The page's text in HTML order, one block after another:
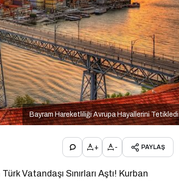
Bayram Hareketliliği Avrupa Hayallerini Tetikledi
+ - PAYLAŞ
Vatandaşı Sınırları Aştı! Kurban